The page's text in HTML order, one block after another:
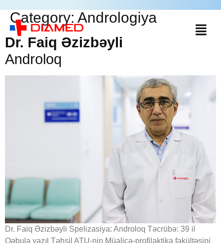
Category: Andrologiya
Dr. Faiq Əzizbəyli
Androloq
Dr. Faiq Əzizbəyli Spelizasiya: Androloq Təcrübə: 39 il
Qəbula yazıl Təhsil ATU-nin Müalicə-profilaktika fakültəsini